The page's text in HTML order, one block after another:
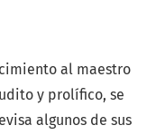
al maestro
y prolífico, se
algunos de sus